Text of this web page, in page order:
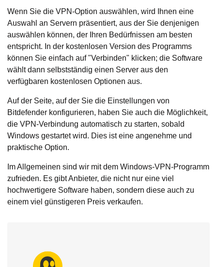
Wenn Sie die VPN-Option auswählen, wird Ihnen eine
Auswahl an Servern präsentiert, aus der Sie denjenigen
auswählen können, der Ihren Bedürfnissen am besten
entspricht. In der kostenlosen Version des Programms
können Sie einfach auf "Verbinden" klicken; die Software
wählt dann selbstständig einen Server aus den
verfügbaren kostenlosen Optionen aus.
Auf der Seite, auf der Sie die Einstellungen von
Bitdefender konfigurieren, haben Sie auch die Möglichkeit,
die VPN-Verbindung automatisch zu starten, sobald
Windows gestartet wird. Dies ist eine angenehme und
praktische Option.
Im Allgemeinen sind wir mit dem Windows-VPN-Programm
zufrieden. Es gibt Anbieter, die nicht nur eine viel
hochwertigere Software haben, sondern diese auch zu
einem viel günstigeren Preis verkaufen.